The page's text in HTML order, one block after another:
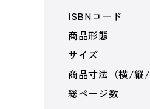
ISBNコード
商品形態
サイズ
商品寸法（横/縦/
総ページ数